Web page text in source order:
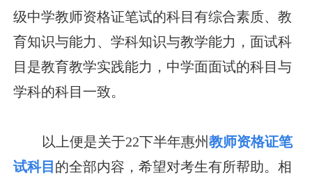
级中学教师资格证笔试的科目有综合素质、教
育知识与能力、学科知识与教学能力，面试科
目是教育教学实践能力，中学面面试的科目与
学科的科目一致。
以上便是关于22下半年惠州教师资格证笔
试科目 的全部内容，希望对考生有所帮助。相